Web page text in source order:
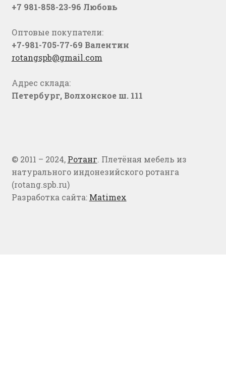
+7 981-858-23-96 Любовь
Оптовые покупатели:
+7-981-705-77-69 Валентин
rotangspb@gmail.com
Адрес склада:
Петербург, Волхонское ш. 111
© 2011 – 2024, Ротанг. Плетёная мебель из
натурального индонезийского ротанга
(rotang.spb.ru)
Разработка сайта: Matimex